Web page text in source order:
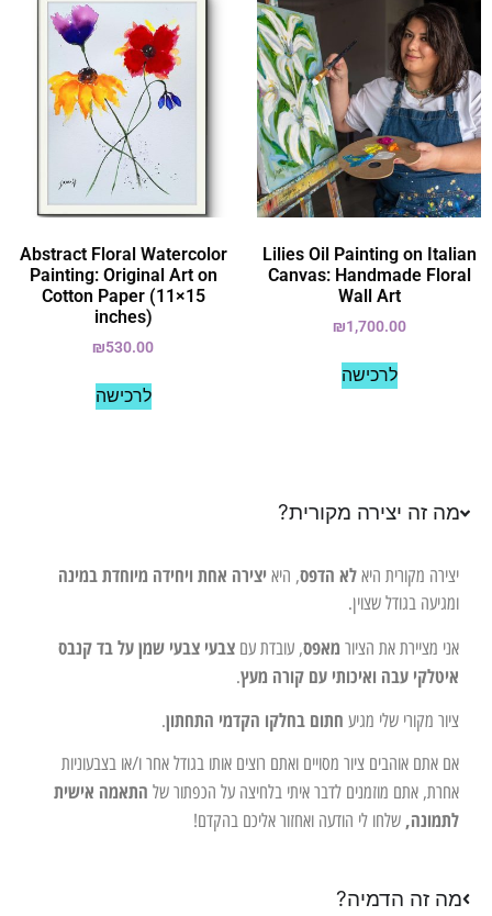
Lilies Oil Painting on Italian
Canvas: Handmade Floral
Wall Art
₪1,700.00
לרכישה
Abstract Floral Watercolor
Painting: Original Art on
Cotton Paper (11×15
inches)
₪530.00
לרכישה
מה זה יצירה מקורית?
יצירה מקורית היא לא הדפס, היא יצירה אחת ויחידה מיוחדת במינה
ומגיעה בגודל שצוין.
אני מציירת את הציור מאפס, עובדת עם צבעי צבעי שמן על בד קנבס
איטלקי עבה ואיכותי עם קורה מעץ.
ציור מקורי שלי מגיע חתום בחלקו הקדמי התחתון.
אם אתם אוהבים ציור מסויים ואתם רוצים אותו בגודל אחר ו/או בצבעוניות
אחרת, אתם מוזמנים לדבר איתי בלחיצה על הכפתור של התאמה אישית
לתמונה, שלחו לי הודעה ואחזור אליכם בהקדם!
מה זה הדמיה?